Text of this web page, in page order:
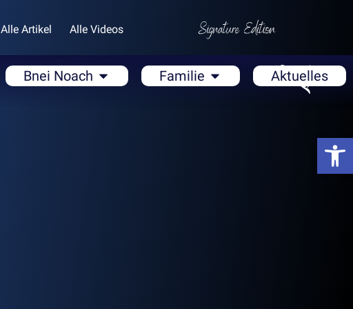
Alle Artikel Alle Videos
Bnei Noach Familie Aktuelles